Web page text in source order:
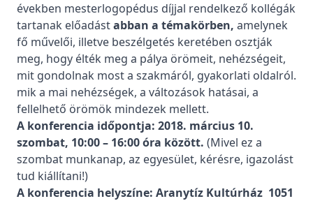
években mesterlogopédus díjjal rendelkező kollégák
tartanak előadástabban a témakörben, amelynek
fő művelői, illetve beszélgetés keretében osztják
meg, hogy élték meg a pálya örömeit, nehézségeit,
mit gondolnak most a szakmáról, gyakorlati oldalról.
mik a mai nehézségek, a változások hatásai, a
fellelhető örömök mindezek mellett.
A konferencia időpontja: 2018. március 10.
szombat, 10:00 – 16:00 óra között. (Mivel ez a
szombat munkanap, az egyesület, kérésre, igazolást
tud kiállítani!)
A konferencia helyszíne: Aranytíz Kultúrház 1051